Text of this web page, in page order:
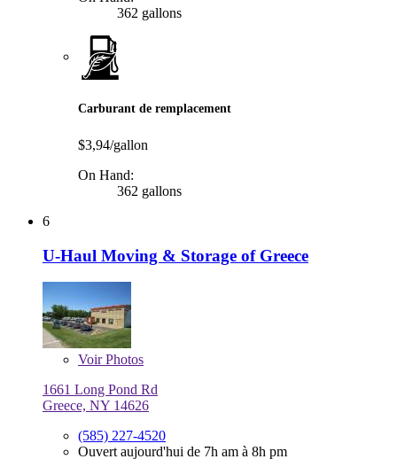
362 gallons
Carburant de remplacement
$3,94/gallon
On Hand:
362 gallons
6
U-Haul Moving & Storage of Greece
VoirPhotos
1661 Long Pond Rd
Greece, NY 14626
(585) 227-4520
Ouvert aujourd'hui de 7h am à 8h pm